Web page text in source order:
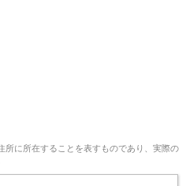
に所在することを表すものであり、実際の